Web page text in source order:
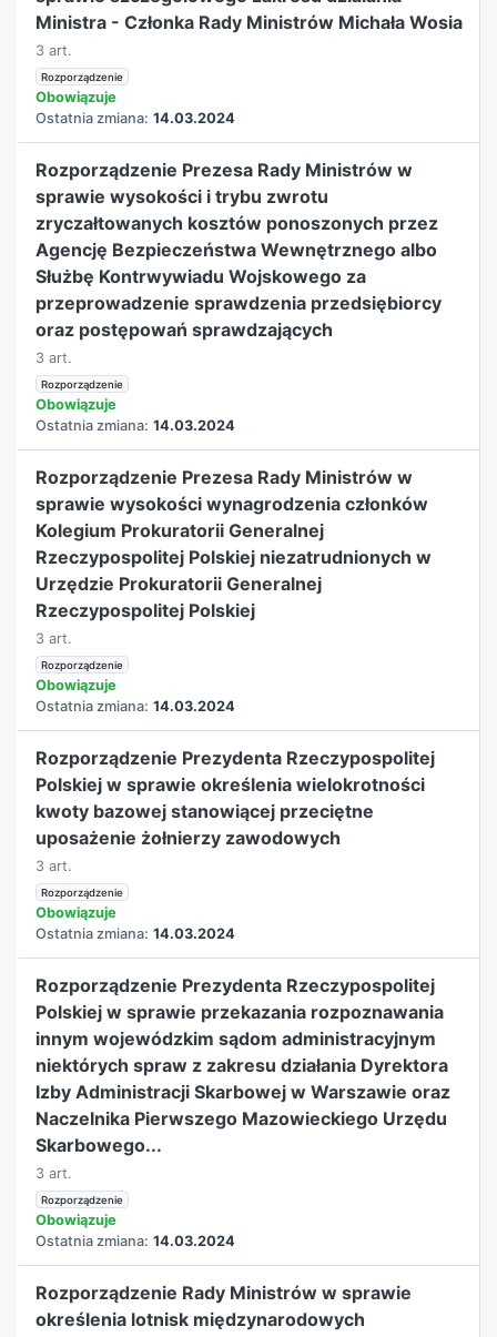
Ministra - Członka Rady Ministrów Michała Wosia
3 art.
Rozporządzenie
Obowiązuje
Ostatnia zmiana: 14.03.2024
Rozporządzenie Prezesa Rady Ministrów w
sprawie wysokości i trybu zwrotu
zryczałtowanych kosztów ponoszonych przez
Agencję Bezpieczeństwa Wewnętrznego albo
Służbę Kontrwywiadu Wojskowego za
przeprowadzenie sprawdzenia przedsiębiorcy
oraz postępowań sprawdzających
3 art.
Rozporządzenie
Obowiązuje
Ostatnia zmiana: 14.03.2024
Rozporządzenie Prezesa Rady Ministrów w
sprawie wysokości wynagrodzenia członków
Kolegium Prokuratorii Generalnej
Rzeczypospolitej Polskiej niezatrudnionych w
Urzędzie Prokuratorii Generalnej
Rzeczypospolitej Polskiej
3 art.
Rozporządzenie
Obowiązuje
Ostatnia zmiana: 14.03.2024
Rozporządzenie Prezydenta Rzeczypospolitej
Polskiej w sprawie określenia wielokrotności
kwoty bazowej stanowiącej przeciętne
uposażenie żołnierzy zawodowych
3 art.
Rozporządzenie
Obowiązuje
Ostatnia zmiana: 14.03.2024
Rozporządzenie Prezydenta Rzeczypospolitej
Polskiej w sprawie przekazania rozpoznawania
innym wojewódzkim sądom administracyjnym
niektórych spraw z zakresu działania Dyrektora
Izby Administracji Skarbowej w Warszawie oraz
Naczelnika Pierwszego Mazowieckiego Urzędu
Skarbowego...
3 art.
Rozporządzenie
Obowiązuje
Ostatnia zmiana: 14.03.2024
Rozporządzenie Rady Ministrów w sprawie
określenia lotnisk międzynarodowych